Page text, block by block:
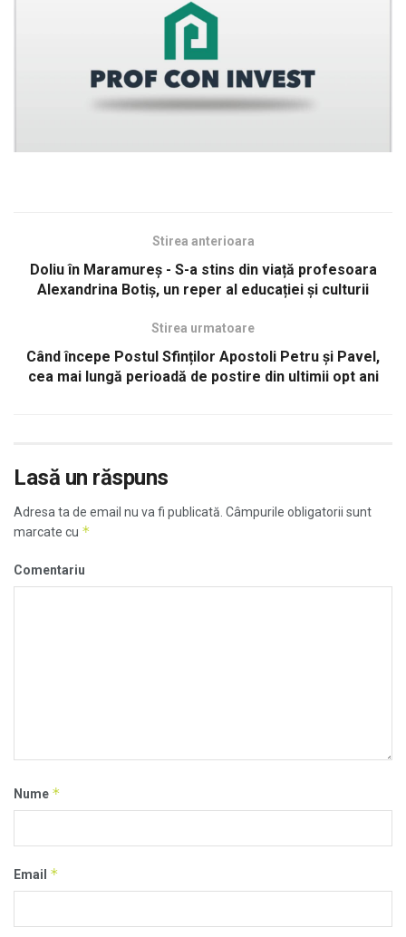
Stirea anterioara
Doliu în Maramureș - S-a stins din viață profesoara
Alexandrina Botiș, un reper al educației și culturii
Stirea urmatoare
Când începe Postul Sfinților Apostoli Petru și Pavel,
cea mai lungă perioadă de postire din ultimii opt ani
Lasă un răspuns
Adresa ta de email nu va fi publicată. Câmpurile obligatorii sunt
marcate cu *
Comentariu
Nume *
Email *